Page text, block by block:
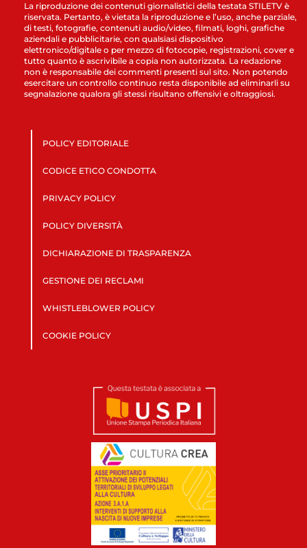
La riproduzione dei contenuti giornalistici della testata STILETV è
riservata. Pertanto, è vietata la riproduzione e l’uso, anche parziale,
di testi, fotografie, contenuti audio/video, filmati, loghi, grafiche
aziendali e pubblicitarie, con qualsiasi dispositivo
elettronico/digitale o per mezzo di fotocopie, registrazioni, cover e
tutto quanto è ascrivibile a copia non autorizzata. La redazione
non è responsabile dei commenti presenti sul sito. Non potendo
esercitare un controllo continuo resta disponibile ad eliminarli su
segnalazione qualora gli stessi risultano offensivi e oltraggiosi.
POLICY EDITORIALE
CODICE ETICO CONDOTTA
PRIVACY POLICY
POLICY DIVERSITÀ
DICHIARAZIONE DI TRASPARENZA
GESTIONE DEI RECLAMI
WHISTLEBLOWER POLICY
COOKIE POLICY